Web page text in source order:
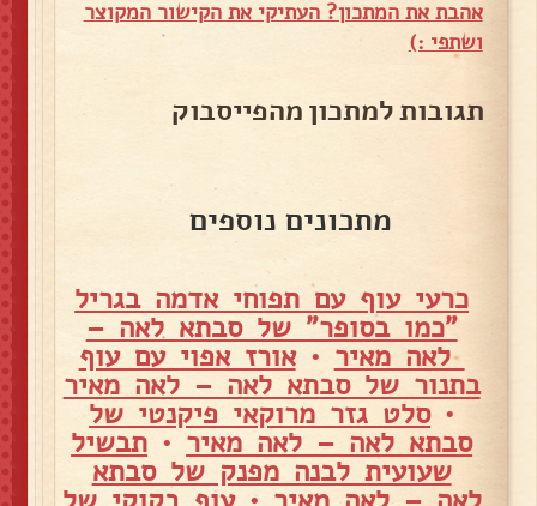
אהבת את המתכון? העתיקי את הקישור המקוצר
ושתפי :)
תגובות למתכון מהפייסבוק
מתכונים נוספים
כרעי עוף עם תפוחי אדמה בגריל
"כמו בסופר" של סבתא לאה –
לאה מאיר •אורז אפוי עם עוף
בתנור של סבתא לאה – לאה מאיר
•סלט גזר מרוקאי פיקנטי של
סבתא לאה – לאה מאיר • תבשיל
שעועית לבנה מפנק של סבתא